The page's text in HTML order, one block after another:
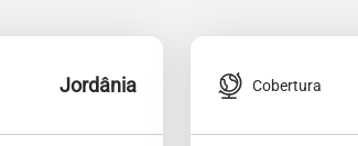
Jordânia Cobertura